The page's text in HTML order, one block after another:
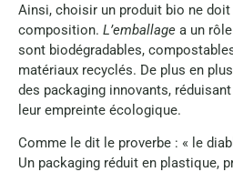
Ainsi, choisir un produit bio ne doit
composition. L’emballage a un
sont biodégradables,
matériaux recyclés. De plus en
des packaging innovants,
leur empreinte écologique.
Comme le dit le proverbe : « le
Un packaging réduit en plastique,